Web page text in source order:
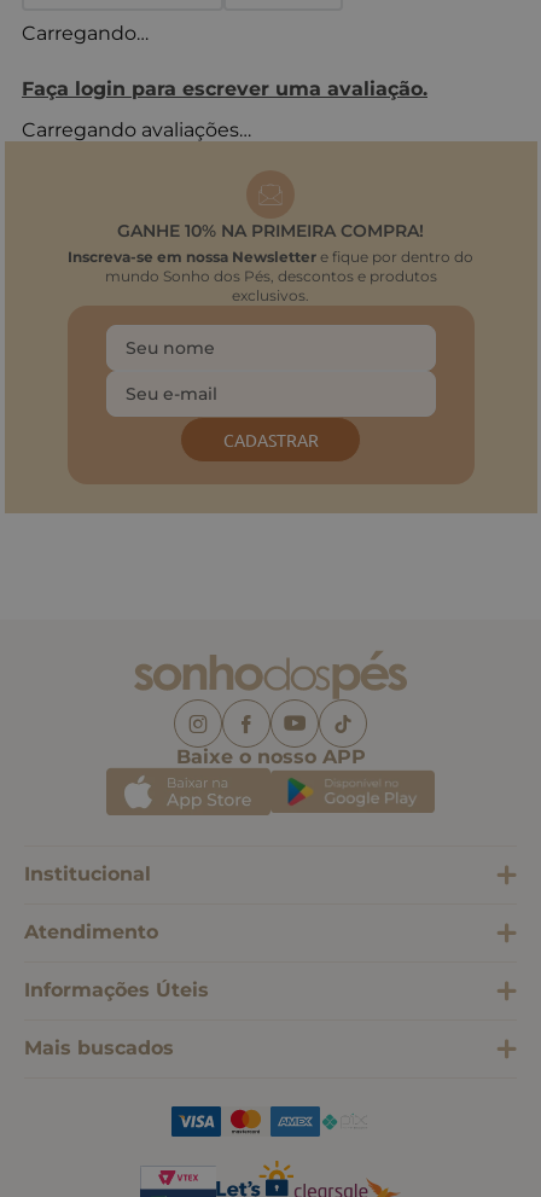
Carregando…
Faça login para escrever uma avaliação.
Carregando avaliações…
GANHE 10% NA PRIMEIRA COMPRA!
Inscreva-se em nossa Newsletter e fique por dentro do
mundo Sonho dos Pés, descontos e produtos
exclusivos.
CADASTRAR
Baixe o nosso APP
Institucional
Atendimento
Informações Úteis
Mais buscados